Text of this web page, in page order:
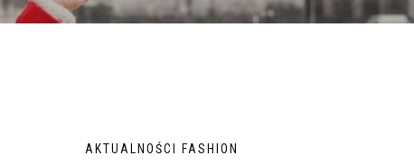
AKTUALNOŚCI FASHION